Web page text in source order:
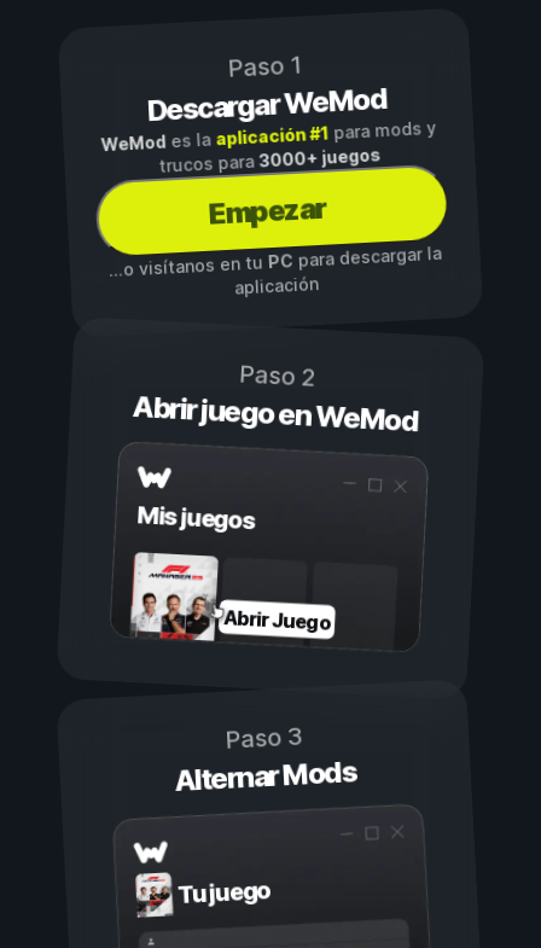
Paso 1
Descargar WeMod
WeMod es la aplicación #1para mods y
trucos para3000+ juegos
Empezar
...o visítanos en tuPCpara descargar la
aplicación
Paso 2
Abrir juego en WeMod
Mis juegos
Abrir Juego
Paso 3
Alternar Mods
Tu juego